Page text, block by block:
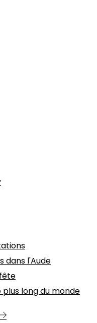
dans l'Aude
plus long du monde